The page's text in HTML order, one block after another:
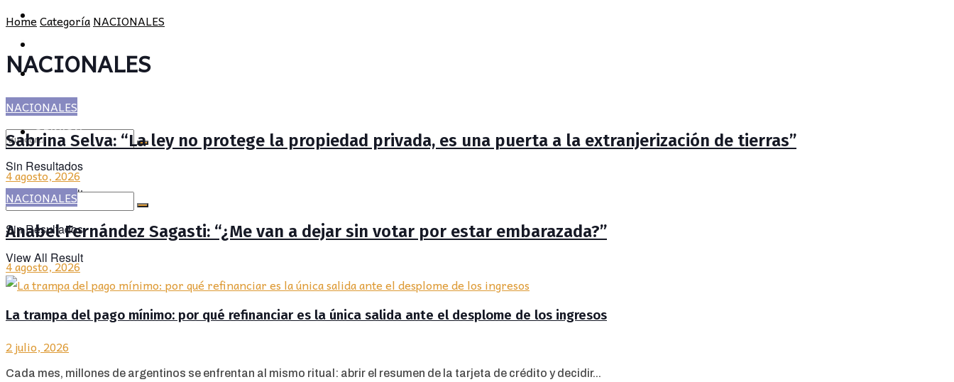
POLÍTICA
CULTURA
OPINIÓN
Sin Resultados
View All Result
PROVINCIA
SOCIEDAD
CULTURA
OPINIÓN
Sin Resultados
View All Result
HomeCategoríaNACIONALES
NACIONALES
NACIONALES
Sabrina Selva: “La ley no protege la propiedad privada, es una puerta a la extranjerización de tierras”
4 agosto, 2026
NACIONALES
Anabel Fernández Sagasti: “¿Me van a dejar sin votar por estar embarazada?”
4 agosto, 2026
La trampa del pago mínimo: por qué refinanciar es la única salida ante el desplome de los ingresos
2 julio, 2026
Cada mes, millones de argentinos se enfrentan al mismo ritual: abrir el resumen de la tarjeta de crédito y decidir...